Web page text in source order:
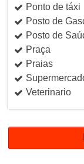
Ponto de táxi
Posto de
Posto de
Praça
Praias
Veterinario